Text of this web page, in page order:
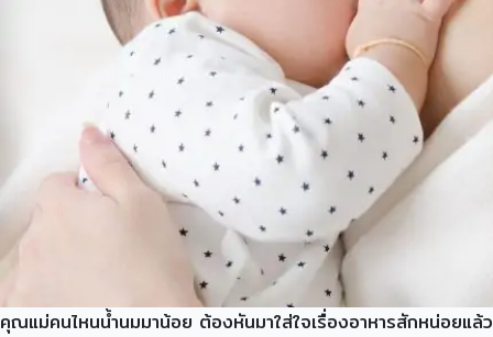
คุณแม่คนไหนน้ำนมมาน้อย ต้องหันมาใส่ใจเรื่องอาหารสักหน่อยแล้ว